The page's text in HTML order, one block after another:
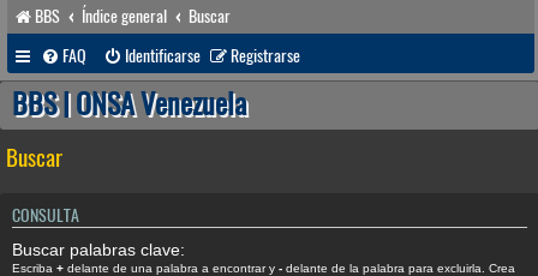
BBS Índice general
Buscar
FAQ
Identificarse Registrarse
BBS | ONSA Venezuela
Buscar
CONSULTA
Buscar palabras clave:
Escriba + delante de una palabra a encontrar y - delante de la palabra para excluirla. Crea